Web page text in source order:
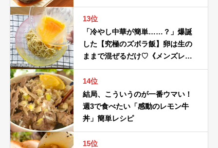
13位
「冷やし中華が簡単……？」爆誕
した【究極のズボラ飯】卵は生の
ままで混ぜるだけ♡《メンズレシ
ピの冷やし中華》
14位
結局、こういうのが一番ウマい！
週3で食べたい「感動のレモン牛
丼」簡単レシピ
15位